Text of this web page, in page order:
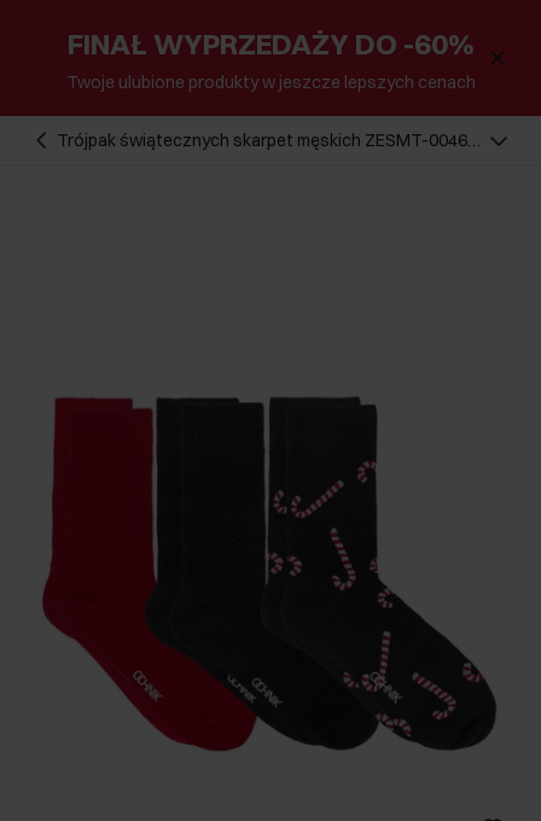
FINAŁ WYPRZEDAŻY DO -60%
Twoje ulubione produkty w jeszcze lepszych cenach
Trójpak świątecznych skarpet męskich ZESMT-0046-